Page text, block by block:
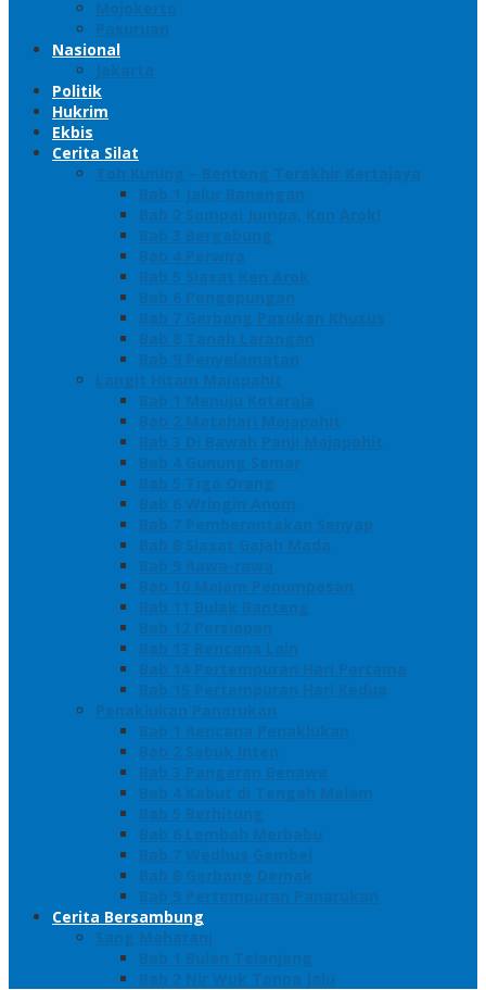
Mojokerto
Pasuruan
Nasional
Jakarta
Politik
Hukrim
Ekbis
Cerita Silat
Toh Kuning – Benteng Terakhir Kertajaya
Bab 1 Jalur Banengan
Bab 2 Sampai Jumpa, Ken Arok!
Bab 3 Bergabung
Bab 4 Perwira
Bab 5 Siasat Ken Arok
Bab 6 Pengepungan
Bab 7 Gerbang Pasukan Khusus
Bab 8 Tanah Larangan
Bab 9 Penyelamatan
Langit Hitam Majapahit
Bab 1 Menuju Kotaraja
Bab 2 Matahari Majapahit
Bab 3 Di Bawah Panji Majapahit
Bab 4 Gunung Semar
Bab 5 Tiga Orang
Bab 6 Wringin Anom
Bab 7 Pemberontakan Senyap
Bab 8 Siasat Gajah Mada
Bab 9 Rawa-rawa
Bab 10 Malam Penumpasan
Bab 11 Bulak Banteng
Bab 12 Persiapan
Bab 13 Rencana Lain
Bab 14 Pertempuran Hari Pertama
Bab 15 Pertempuran Hari Kedua
Penaklukan Panarukan
Bab 1 Rencana Penaklukan
Bab 2 Sabuk Inten
Bab 3 Pangeran Benawa
Bab 4 Kabut di Tengah Malam
Bab 5 Berhitung
Bab 6 Lembah Merbabu
Bab 7 Wedhus Gembel
Bab 8 Gerbang Demak
Bab 9 Pertempuran Panarukan
Cerita Bersambung
Sang Maharani
Bab 1 Bulan Telanjang
Bab 2 Nir Wuk Tanpa Jalu